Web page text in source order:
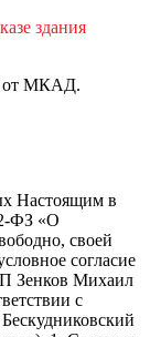
здания
от МКАД.
Настоящим в
ФЗ «О
своей
согласие
Зенков Михаил
с